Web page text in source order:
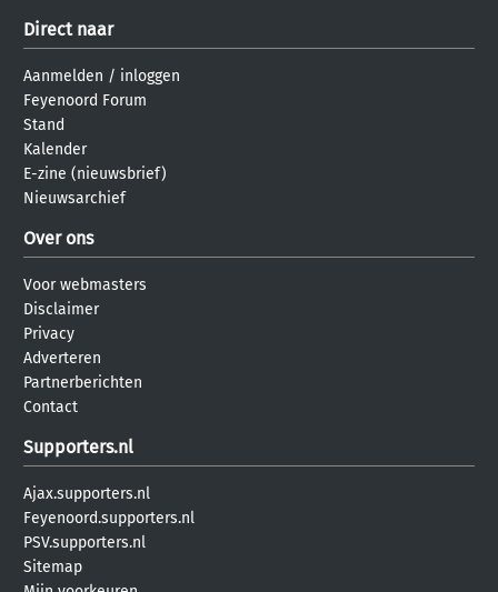
Direct naar
Aanmelden / inloggen
Feyenoord Forum
Stand
Kalender
E-zine (nieuwsbrief)
Nieuwsarchief
Over ons
Voor webmasters
Disclaimer
Privacy
Adverteren
Partnerberichten
Contact
Supporters.nl
Ajax.supporters.nl
Feyenoord.supporters.nl
PSV.supporters.nl
Sitemap